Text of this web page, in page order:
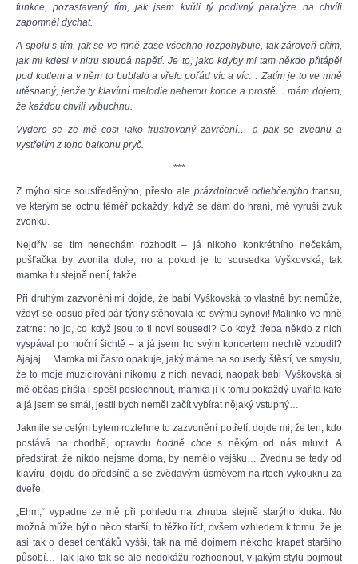
funkce, pozastavený tím, jak jsem kvůli tý podivný paralýze na chvíli
zapomněl dýchat.
A spolu s tím, jak se ve mně zase všechno rozpohybuje, tak zároveň cítím,
jak mi kdesi v nitru stoupá napětí. Je to, jako kdyby mi tam někdo přitápěl
pod kotlem a v něm to bublalo a vřelo pořád víc a víc… Zatím je to ve mně
utěsnaný, jenže ty klavírní melodie neberou konce a prostě… mám dojem,
že každou chvíli vybuchnu.
Vydere se ze mě cosi jako frustrovaný zavrčení… a pak se zvednu a
vystřelím z toho balkonu pryč.
***
Z mýho sice soustředěnýho, přesto ale prázdninově odlehčenýho transu,
ve kterým se octnu téměř pokaždý, když se dám do hraní, mě vyruší zvuk
zvonku.
Nejdřív se tím nenechám rozhodit – já nikoho konkrétního nečekám,
pošťačka by zvonila dole, no a pokud je to sousedka Vyškovská, tak
mamka tu stejně není, takže…
Při druhým zazvonění mi dojde, že babi Vyškovská to vlastně být nemůže,
vždyť se odsud před pár týdny stěhovala ke svýmu synovi! Malinko ve mně
zatrne: no jo, co když jsou to ti noví sousedi? Co když třeba někdo z nich
vyspával po noční šichtě – a já jsem ho svým koncertem nechtě vzbudil?
Ajajaj… Mamka mi často opakuje, jaký máme na sousedy štěstí, ve smyslu,
že to moje muzicírování nikomu z nich nevadí, naopak babi Vyškovská si
mě občas přišla i spešl poslechnout, mamka jí k tomu pokaždý uvařila kafe
a já jsem se smál, jestli bych neměl začít vybírat nějaký vstupný…
Jakmile se celým bytem rozlehne to zazvonění potřetí, dojde mi, že ten, kdo
postává na chodbě, opravduhodně chces někým od nás mluvit. A
předstírat, že nikdo nejsme doma, by nemělo vejšku… Zvednu se tedy od
klavíru, dojdu do předsíně a se zvědavým úsměvem na rtech vykouknu za
dveře.
„Ehm,“ vypadne ze mě při pohledu na zhruba stejně starýho kluka. No
možná může být o něco starší, to těžko říct, ovšem vzhledem k tomu, že je
asi tak o deset cenťáků vyšší, tak na mě dojmem někoho krapet staršího
působí… Tak jako tak se ale nedokážu rozhodnout, v jakým stylu pojmout